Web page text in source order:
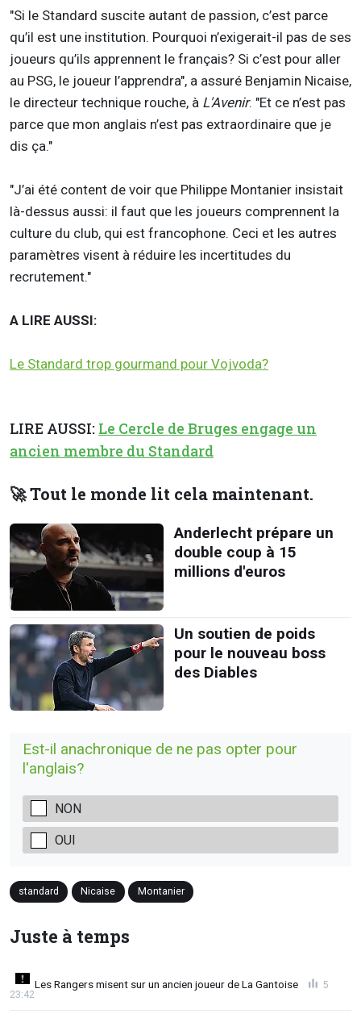
"Si le Standard suscite autant de passion, c’est parce
qu’il est une institution. Pourquoi n’exigerait-il pas de ses
joueurs qu’ils apprennent le français? Si c’est pour aller
au PSG, le joueur l’apprendra", a assuré Benjamin Nicaise,
le directeur technique rouche, à L'Avenir. "Et ce n’est pas
parce que mon anglais n’est pas extraordinaire que je
dis ça."
"J’ai été content de voir que Philippe Montanier insistait
là-dessus aussi: il faut que les joueurs comprennent la
culture du club, qui est francophone. Ceci et les autres
paramètres visent à réduire les incertitudes du
recrutement."
A LIRE AUSSI:
Le Standard trop gourmand pour Vojvoda?
LIRE AUSSI: Le Cercle de Bruges engage un
ancien membre du Standard
🚀 Tout le monde lit cela maintenant.
Anderlecht prépare un
double coup à 15
millions d'euros
Un soutien de poids
pour le nouveau boss
des Diables
Est-il anachronique de ne pas opter pour
l'anglais?
NON
OUI
standard Nicaise Montanier
Juste à temps
Les Rangers misent sur un ancien joueur de La Gantoise
23:42
5